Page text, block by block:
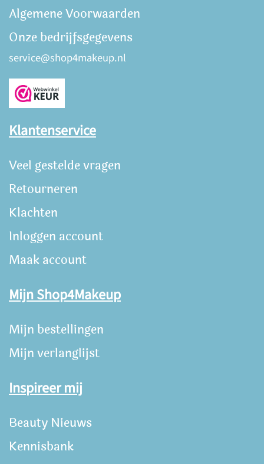
Algemene Voorwaarden
Onze bedrijfsgegevens
service@shop4makeup.nl
Klantenservice
Veel gestelde vragen
Retourneren
Klachten
Inloggen account
Maak account
Mijn Shop4Makeup
Mijn bestellingen
Mijn verlanglijst
Inspireer mij
Beauty Nieuws
Kennisbank